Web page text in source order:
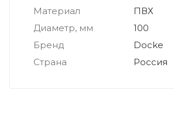
Материал
ПВХ
Диаметр, мм
100
Бренд
Docke
Страна
Россия